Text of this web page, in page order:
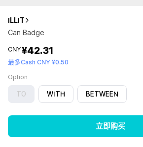
ILLIT
Can Badge
CNY¥42.31
最多Cash CNY ¥0.50
Option
TO WITH BETWEEN
立即购买